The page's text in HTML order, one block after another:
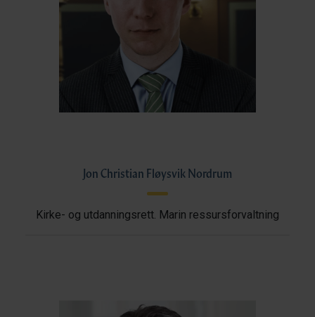
Jon Christian Fløysvik Nordrum
Kirke- og utdanningsrett. Marin ressursforvaltning